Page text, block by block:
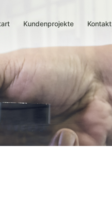
Kundenprojekte Kontakt